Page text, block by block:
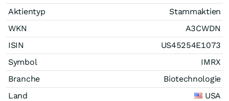
Aktientyp
Stammaktien
WKN
A3CWDN
ISIN
US45254E1073
Symbol
IMRX
Branche
Biotechnologie
Land
USA